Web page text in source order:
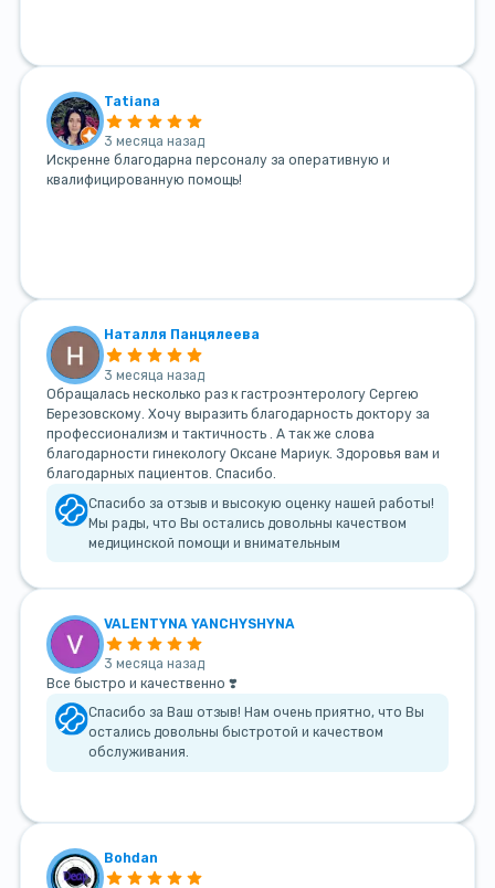
Tatiana
3 месяца назад
Искренне благодарна персоналу за оперативную и
квалифицированную помощь!
Наталля Панцялеева
3 месяца назад
Обращалась несколько раз к гастроэнтерологу Сергею
Березовскому. Хочу выразить благодарность доктору за
профессионализм и тактичность . А так же слова
благодарности гинекологу Оксане Мариук. Здоровья вам и
благодарных пациентов. Спасибо.
Спасибо за отзыв и высокую оценку нашей работы!
Мы рады, что Вы остались довольны качеством
медицинской помощи и внимательным
VALENTYNA YANCHYSHYNA
3 месяца назад
Все быстро и качественно ❣️
Спасибо за Ваш отзыв! Нам очень приятно, что Вы
остались довольны быстротой и качеством
обслуживания.
Bohdan